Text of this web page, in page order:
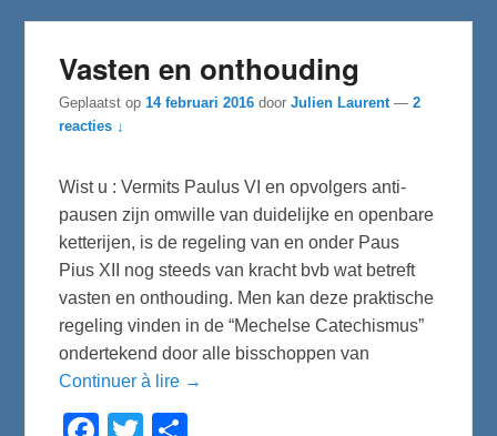
Vasten en onthouding
Geplaatst op14 februari 2016 doorJulien Laurent —2
reacties ↓
Wist u : Vermits Paulus VI en opvolgers anti-
pausen zijn omwille van duidelijke en openbare
ketterijen, is de regeling van en onder Paus
Pius XII nog steeds van kracht bvb wat betreft
vasten en onthouding. Men kan deze praktische
regeling vinden in de “Mechelse Catechismus”
ondertekend door alle bisschoppen van
Continuer à lire →
F
T